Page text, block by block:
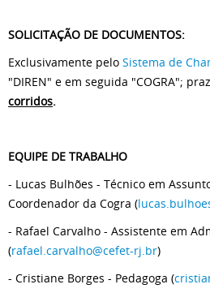
SOLICITAÇÃO DE DOCUMENTOS:
Exclusivamente pelo Sistema de
"DIREN" e em seguida "COGRA";
corridos.
EQUIPE DE TRABALHO
- Lucas Bulhões - Técnico em
Coordenador da Cogra (
- Rafael Carvalho - Assistente em
(rafael.carvalho@cefet-rj.br)
- Cristiane Borges - Pedagoga (